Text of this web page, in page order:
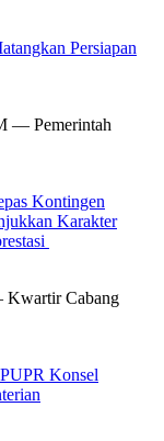
Persiapan
— Pemerintah
Kontingen
Karakter
Cabang
Konsel